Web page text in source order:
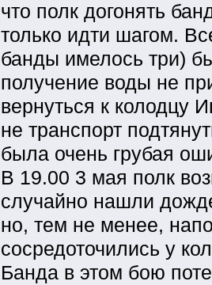
что полк догонять
только идти шагом.
банды имелось три)
получение воды не
вернуться к колодцу
не транспорт
была очень грубая
В 19.00 3 мая полк
случайно нашли
но, тем не менее,
сосредоточились у
Банда в этом бою